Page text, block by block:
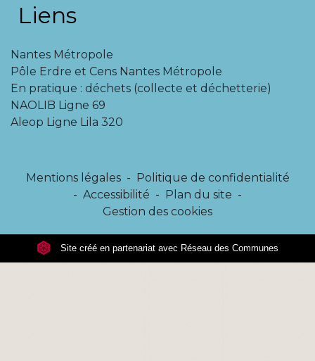
Liens
Nantes Métropole
Pôle Erdre et Cens Nantes Métropole
En pratique : déchets (collecte et déchetterie)
NAOLIB Ligne 69
Aleop Ligne Lila 320
Mentions légales - Politique de confidentialité
- Accessibilité - Plan du site -
Gestion des cookies
Site créé en partenariat avec Réseau des Communes